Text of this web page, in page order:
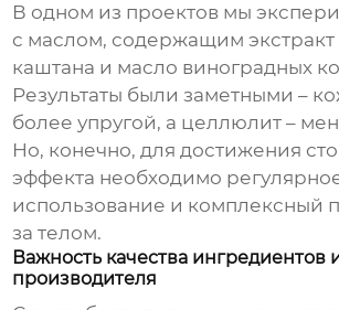
В одном из проектов мы
с маслом, содержащим экстракт
каштана и масло виноградных
Результаты были заметными –
более упругой, а целлюлит –
Но, конечно, для достижения
эффекта необходимо
использование и комплексный
за телом.
Важность качества ингредиентов
производителя